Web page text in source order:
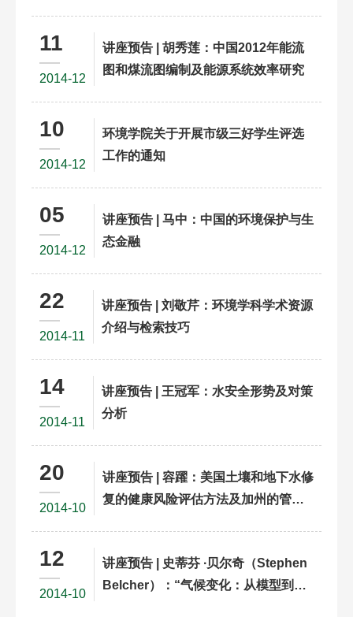
11
2014-12
讲座预告 | 胡秀莲：中国2012年能流
图和煤流图编制及能源系统效率研究
10
2014-12
环境学院关于开展市级三好学生评选
工作的通知
05
2014-12
讲座预告 | 马中：中国的环境保护与生
态金融
22
2014-11
讲座预告 | 刘敬芹：环境学科学术资源
介绍与检索技巧
14
2014-11
讲座预告 | 王冠军：水安全形势及对策
分析
20
2014-10
讲座预告 | 容躍：美国土壤和地下水修
复的健康风险评估方法及加州的管理
12
2014-10
讲座预告 | 史蒂芬 ∙贝尔奇（Stephen
Belcher）：“气候变化：从模型到大